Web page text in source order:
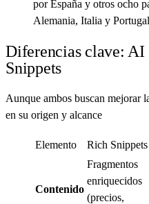
por España y otros ocho
Alemania, Italia y
Diferencias clave:
Snippets
Aunque ambos buscan mejorar
en su origen y alcance
Elemento Rich Snippets
Contenido
Fragmentos
enriquecidos
(precios,